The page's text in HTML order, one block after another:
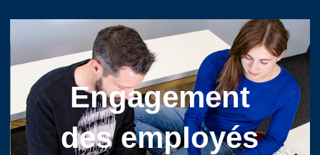
Engagement
des employés